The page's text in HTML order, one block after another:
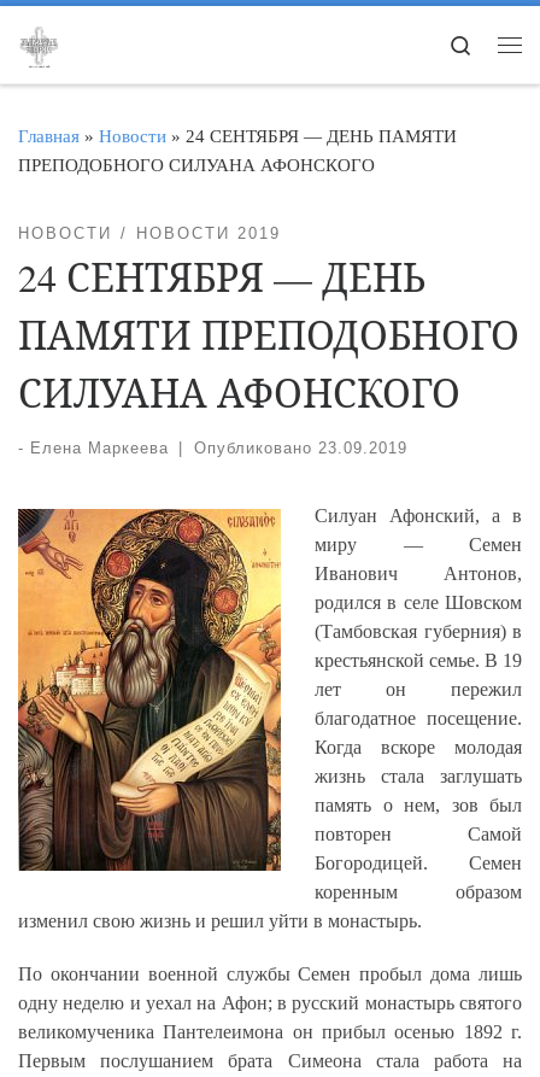
Перейти к содержимому
Search
Главная » Новости » 24 СЕНТЯБРЯ — ДЕНЬ ПАМЯТИ
ПРЕПОДОБНОГО СИЛУАНА АФОНСКОГО
НОВОСТИ НОВОСТИ 2019
24 СЕНТЯБРЯ — ДЕНЬ
ПАМЯТИ ПРЕПОДОБНОГО
СИЛУАНА АФОНСКОГО
- Елена Маркеева Опубликовано 23.09.2019
Силуан Афонский, а в
миру — Семен
Иванович Антонов,
родился в селе Шовском
(Тамбовская губерния) в
крестьянской семье. В 19
лет он пережил
благодатное посещение.
Когда вскоре молодая
жизнь стала заглушать
память о нем, зов был
повторен Самой
Богородицей. Семен
коренным образом
изменил свою жизнь и решил уйти в монастырь.
По окончании военной службы Семен пробыл дома лишь
одну неделю и уехал на Афон; в русский монастырь святого
великомученика Пантелеимона он прибыл осенью 1892 г.
Первым послушанием брата Симеона стала работа на